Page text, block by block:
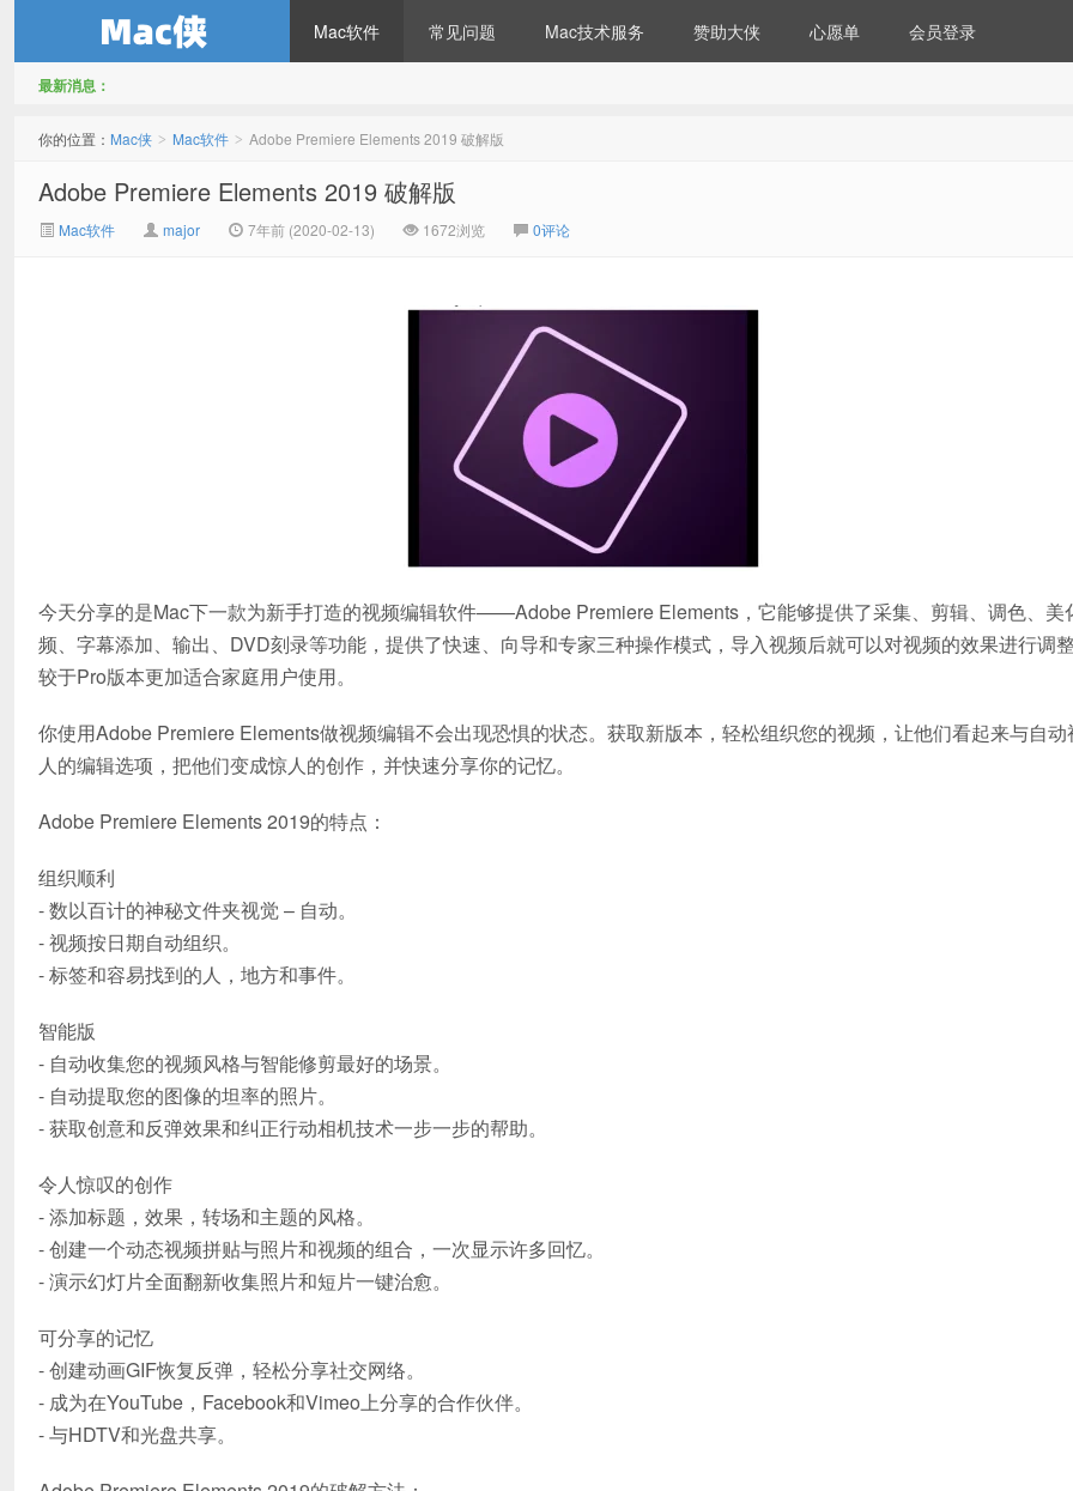
Mac软件 常见问题 Mac技术服务 赞助大侠 心愿单 会员登录
最新消息：
你的位置： Mac侠 > Mac软件 > Adobe Premiere Elements 2019 破解版
Adobe Premiere Elements 2019 破解版
Mac软件 major 7年前 (2020-02-13) 1672浏览 0评论
今天分享的是Mac下一款为新手打造的视频编辑软件——Adobe Premiere Elements，它能够提供了采集、剪辑、调色、美
频、字幕添加、输出、DVD刻录等功能，提供了快速、向导和专家三种操作模式，导入视频后就可以对视频的效果进行调
较于Pro版本更加适合家庭用户使用。
你使用Adobe Premiere Elements做视频编辑不会出现恐惧的状态。获取新版本，轻松组织您的视频，让他们看起来与自动
人的编辑选项，把他们变成惊人的创作，并快速分享你的记忆。
Adobe Premiere Elements 2019的特点：
组织顺利
- 数以百计的神秘文件夹视觉 – 自动。
- 视频按日期自动组织。
- 标签和容易找到的人，地方和事件。
智能版
- 自动收集您的视频风格与智能修剪最好的场景。
- 自动提取您的图像的坦率的照片。
- 获取创意和反弹效果和纠正行动相机技术一步一步的帮助。
令人惊叹的创作
- 添加标题，效果，转场和主题的风格。
- 创建一个动态视频拼贴与照片和视频的组合，一次显示许多回忆。
- 演示幻灯片全面翻新收集照片和短片一键治愈。
可分享的记忆
- 创建动画GIF恢复反弹，轻松分享社交网络。
- 成为在YouTube，Facebook和Vimeo上分享的合作伙伴。
- 与HDTV和光盘共享。